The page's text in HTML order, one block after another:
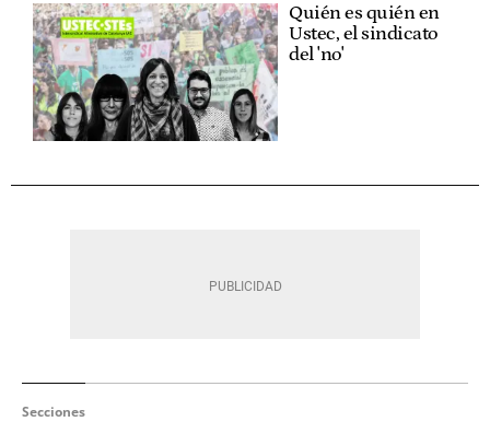
Quién es quién en
Ustec, el sindicato
del 'no'
Secciones